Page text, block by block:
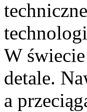
W
detale.
a